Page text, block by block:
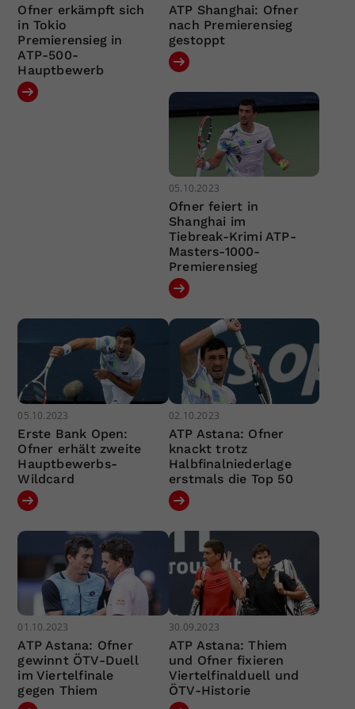
Ofner erkämpft sich
in Tokio
Premierensieg in
ATP-500-
Hauptbewerb
ATP Shanghai: Ofner
nach Premierensieg
gestoppt
05.10.2023
Ofner feiert in
Shanghai im
Tiebreak-Krimi ATP-
Masters-1000-
Premierensieg
05.10.2023
Erste Bank Open:
Ofner erhält zweite
Hauptbewerbs-
Wildcard
02.10.2023
ATP Astana: Ofner
knackt trotz
Halbfinalniederlage
erstmals die Top 50
01.10.2023
ATP Astana: Ofner
gewinnt ÖTV-Duell
im Viertelfinale
gegen Thiem
30.09.2023
ATP Astana: Thiem
und Ofner fixieren
Viertelfinalduell und
ÖTV-Historie